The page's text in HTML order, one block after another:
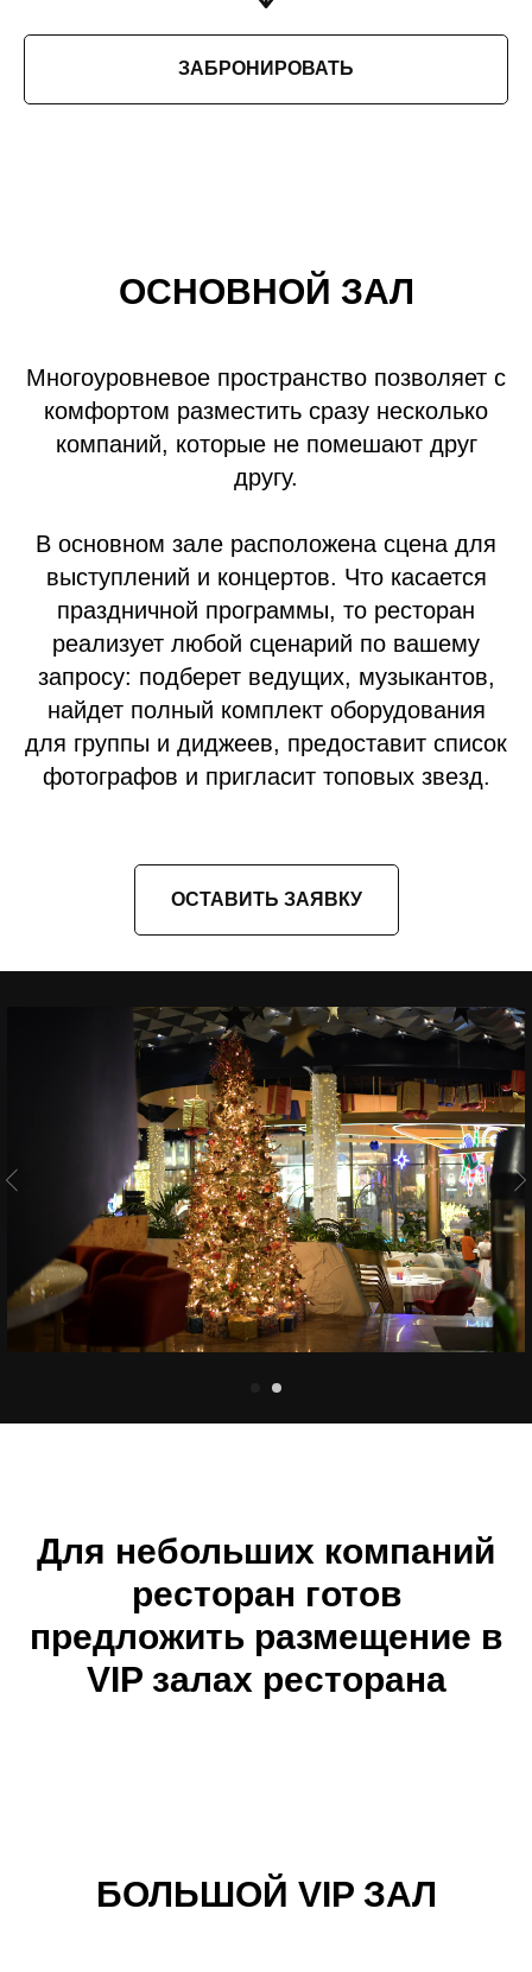
ЗАБРОНИРОВАТЬ
ОСНОВНОЙ ЗАЛ
Многоуровневое пространство позволяет с
комфортом разместить сразу несколько
компаний, которые не помешают друг
другу.
В основном зале расположена сцена для
выступлений и концертов. Что касается
праздничной программы, то ресторан
реализует любой сценарий по вашему
запросу: подберет ведущих, музыкантов,
найдет полный комплект оборудования
для группы и диджеев, предоставит список
фотографов и пригласит топовых звезд.
ОСТАВИТЬ ЗАЯВКУ
Для небольших компаний
ресторан готов
предложить размещение в
VIP залах ресторана
БОЛЬШОЙ VIP ЗАЛ